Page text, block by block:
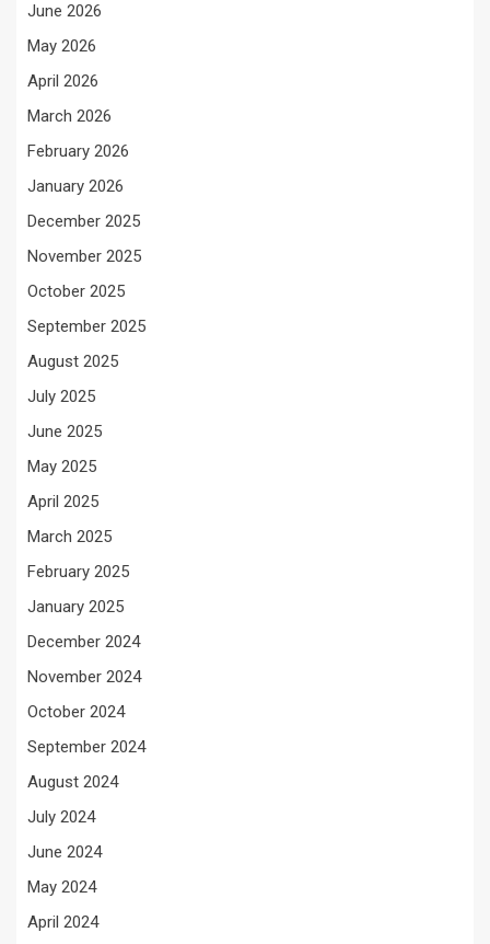
June 2026
May 2026
April 2026
March 2026
February 2026
January 2026
December 2025
November 2025
October 2025
September 2025
August 2025
July 2025
June 2025
May 2025
April 2025
March 2025
February 2025
January 2025
December 2024
November 2024
October 2024
September 2024
August 2024
July 2024
June 2024
May 2024
April 2024